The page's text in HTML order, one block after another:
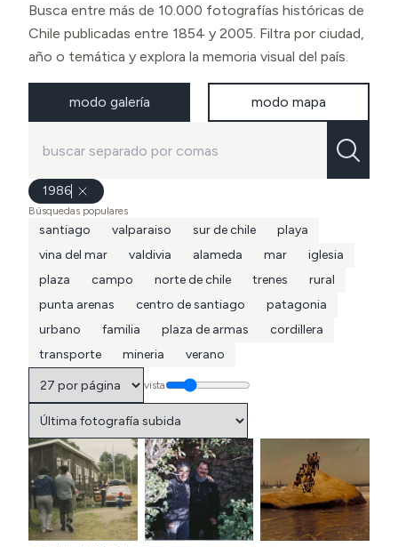
Busca entre más de 10.000 fotografías históricas de
Chile publicadas entre 1854 y 2005. Filtra por ciudad,
año o temática y explora la memoria visual del país.
modo galería modo mapa
1986
Búsquedas populares
santiago valparaiso sur de chile
playa
vina del mar
valdivia alameda mar
iglesia
plaza
campo norte de chile trenes
rural
punta arenas
centro de santiago
patagonia
urbano
familia plaza de armas
cordillera
transporte
mineria verano
vista